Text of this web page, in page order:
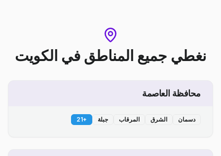
نغطي جميع المناطق في الكويت
محافظة العاصمة
دسمان الشرق المرقاب جبلة +
21